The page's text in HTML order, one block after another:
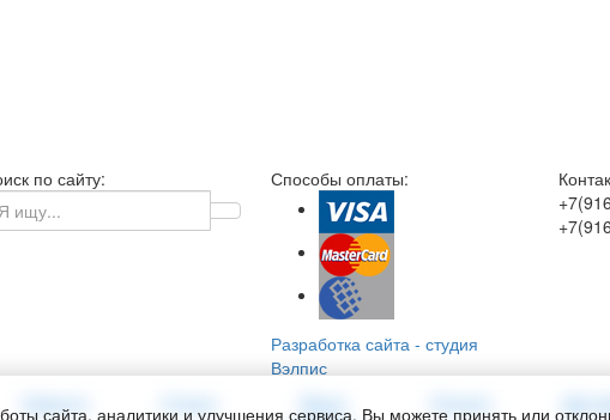
по сайту: Способы оплаты:
Разработка сайта - студия
Вэлпис
сайта, аналитики и улучшения сервиса. Вы можете принять или